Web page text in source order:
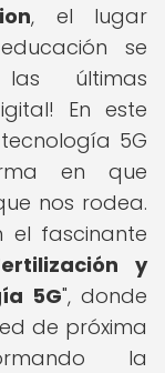
, el lugar
se
últimas
En este
5G
en que
nos rodea.
el fascinante
y
5G", donde
de próxima
la